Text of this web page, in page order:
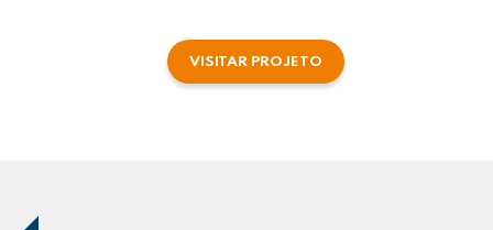
VISITAR PROJETO